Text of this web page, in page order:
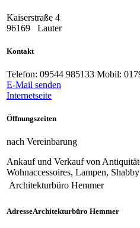
Kaiserstraße 4
96169
Lauter
Kontakt
Telefon: 09544 985133 Mobil:
E-Mail senden
Internetseite
Öffnungszeiten
nach Vereinbarung
Ankauf und Verkauf von
Wohnaccessoires, Lampen,
Architekturbüro Hemmer
AdresseArchitekturbüro Hemmer